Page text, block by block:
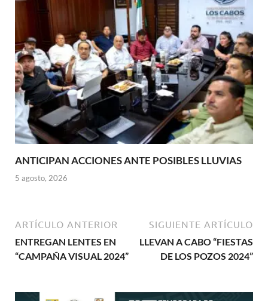
ANTICIPAN ACCIONES ANTE POSIBLES LLUVIAS
5 agosto, 2026
ARTÍCULO ANTERIOR
ENTREGAN LENTES EN
“CAMPAÑA VISUAL 2024”
SIGUIENTE ARTÍCULO
LLEVAN A CABO “FIESTAS
DE LOS POZOS 2024”